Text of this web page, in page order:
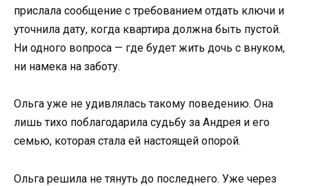
прислала сообщение с требованием отдать ключи и
уточнила дату, когда квартира должна быть пустой.
Ни одного вопроса — где будет жить дочь с внуком,
ни намека на заботу.
Ольга уже не удивлялась такому поведению. Она
лишь тихо поблагодарила судьбу за Андрея и его
семью, которая стала ей настоящей опорой.
Ольга решила не тянуть до последнего. Уже через